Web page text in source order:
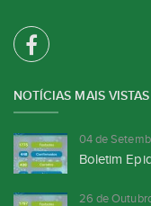
NOTÍCIAS MAIS VISTAS
04 de
Boletim
26 de